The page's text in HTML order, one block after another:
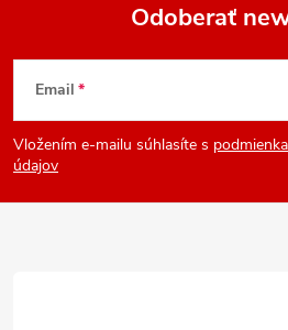
Z
á
p
Odoberať
Email
Vložením e-mailu súhlasíte s
údajov